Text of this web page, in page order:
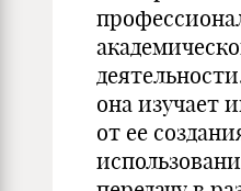
она изучает
от ее